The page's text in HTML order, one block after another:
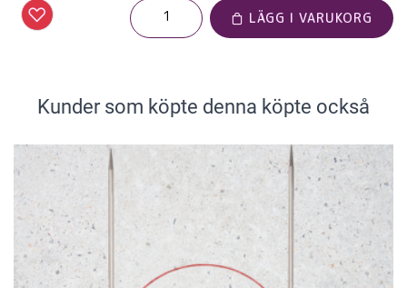
LÄGG I VARUKORG
Kunder som köpte denna köpte också